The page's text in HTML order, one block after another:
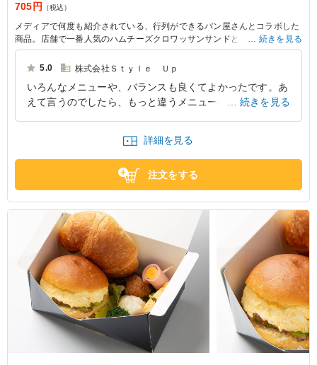
705円 （税込）
メディアで何度も紹介されている、行列ができるパン屋さんとコラボした
商品。店舗で一番人気のハムチーズクロワッサンサンドと、フワッフワで
とろける口どけのブリオッシュで、フレッシュな玉子をサンドしたブリオ
ッシュサンドのセット。クロワッサンもブリオッシュも毎朝焼きたてのも
続きを見る
5.0 株式会社Ｓｔｙｌｅ Ｕｐ
いろんなメニューや、バランスも良くてよかったです。あ
えて言うのでしたら、もっと違うメニューを増やしてほし
大阪府大阪市生野区中川西2025/12/01
続きを見る
詳細を見る
注文をする